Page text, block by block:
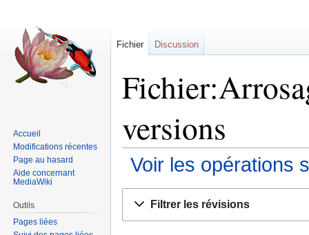
versions
Voir les opérations
Filtrer les révisions
Fichier Discussion
Accueil
Modifications récentes
Page au hasard
Aide concernant
MediaWiki
Outils
Pages liées